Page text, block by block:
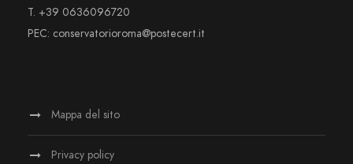
T. +39 0636096720
PEC: conservatorioroma@postecert.it
Mappa del sito
Privacy policy